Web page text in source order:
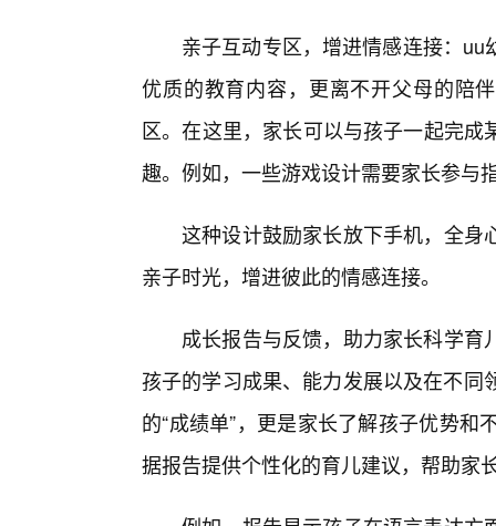
亲子互动专区，增进情感连接：
优质的教育内容，更离不开父母的陪
区。在这里，家长可以与孩子一起完
趣。例如，一些游戏设计需要家长参与
这种设计鼓励家长放下手机，全身
亲子时光，增进彼此的情感连接。
成长报告与反馈，助力家长科学
孩子的学习成果、能力发展以及在不
的“成绩单”，更是家长了解孩子优势
据报告提供个性化的育儿建议，帮助家